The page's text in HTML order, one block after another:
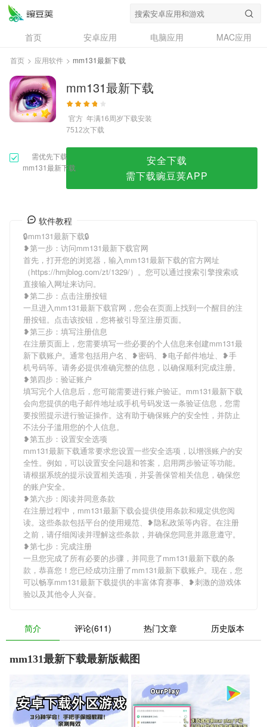
首页 安卓应用 电脑应用
MAC应用
资讯
专题
问答
首页 > 应用软件 > mm131最新下载
mm131最新下载
官方 年满16周岁下载安装
7512次下载
需优先下载
mm131最新下载
安全下载
需下载豌豆荚APP
软件教程
🔒mm131最新下载🔒
❥第一步：访问mm131最新下载官网
首先，打开您的浏览器，输入mm131最新下载的官方网址
（https://hmjblog.com/zt/1329/）。您可以通过搜索引擎搜索或
直接输入网址来访问。
❥第二步：点击注册按钮
一旦进入mm131最新下载官网，您会在页面上找到一个醒目的注
册按钮。点击该按钮，您将被引导至注册页面。
❥第三步：填写注册信息
在注册页面上，您需要填写一些必要的个人信息来创建mm131最
新下载账户。通常包括用户名、❥密码、❥电子邮件地址、❥手
机号码等。请务必提供准确完整的信息，以确保顺利完成注册。
❥第四步：验证账户
填写完个人信息后，您可能需要进行账户验证。mm131最新下载
会向您提供的电子邮件地址或手机号码发送一条验证信息，您需
要按照提示进行验证操作。这有助于确保账户的安全性，并防止
不法分子滥用您的个人信息。
❥第五步：设置安全选项
mm131最新下载通常要求您设置一些安全选项，以增强账户的安
全性。例如，可以设置安全问题和答案，启用两步验证等功能。
请根据系统的提示设置相关选项，并妥善保管相关信息，确保您
的账户安全。
❥第六步：阅读并同意条款
在注册过程中，mm131最新下载会提供使用条款和规定供您阅
读。这些条款包括平台的使用规范、❥隐私政策等内容。在注册
之前，请仔细阅读并理解这些条款，并确保您同意并愿意遵守。
❥第七步：完成注册
一旦您完成了所有必要的步骤，并同意了mm131最新下载的条
款，恭喜您！您已经成功注册了mm131最新下载账户。现在，您
可以畅享mm131最新下载提供的丰富体育赛事、❥刺激的游戏体
验以及其他令人兴奋。
简介 评论(611) 热门文章 历史版本
mm131最新下载最新版截图